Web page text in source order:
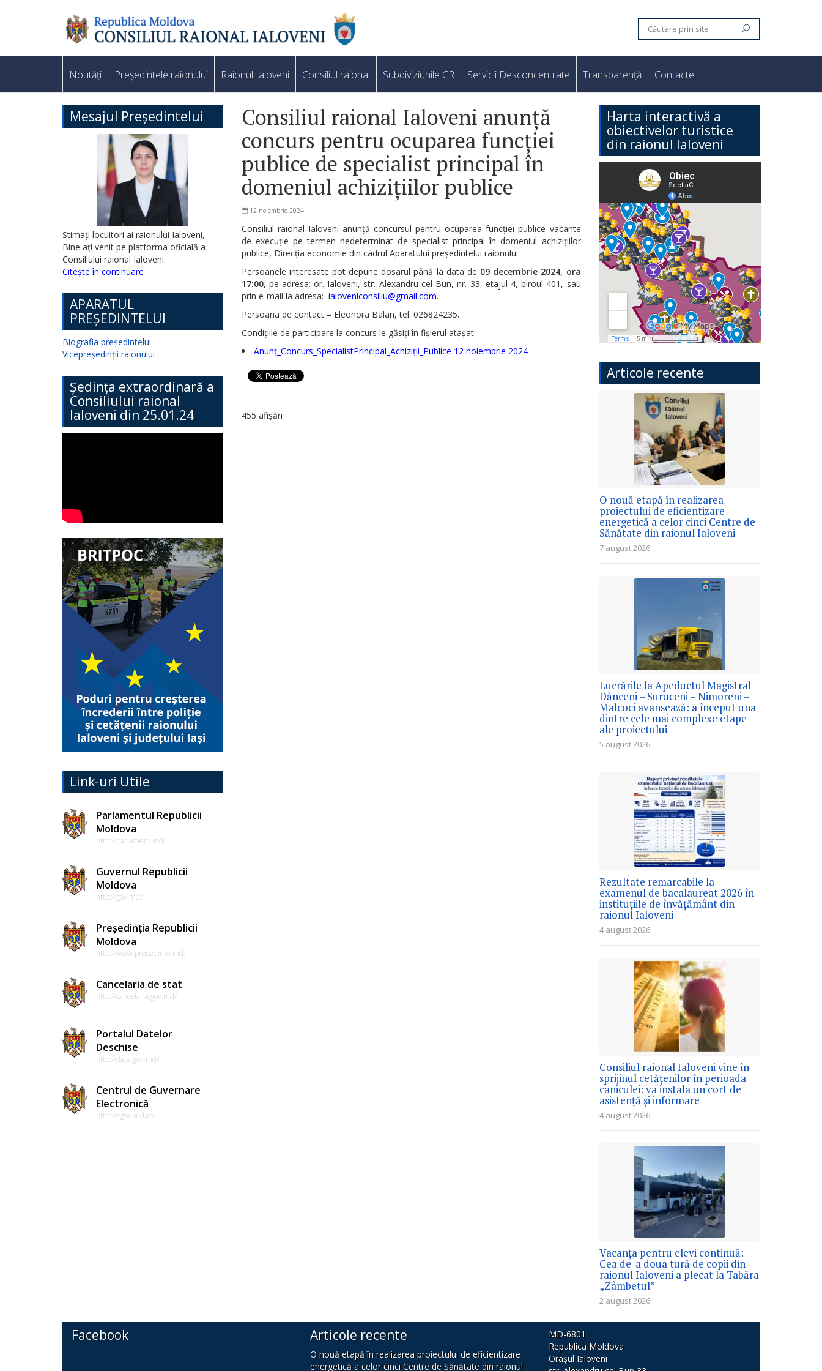
Noutăți Președintele raionului Raionul Ialoveni Consiliul raional Subdiviziunile CR Servicii Desconcentrate Transparență Contacte
Mesajul Președintelui
Stimați locuitori ai raionului Ialoveni,
Bine ați venit pe platforma oficială a
Consiliului raional Ialoveni.
Citește în continuare
APARATUL
PREȘEDINTELUI
Biografia președintelui
Vicepreședinții raionului
Ședința extraordinară a
Consiliului raional
Ialoveni din 25.01.24
Link-uri Utile
Parlamentul Republicii
Moldova
http://parlament.md/
Guvernul Republicii
Moldova
http://gov.md/
Președinția Republicii
Moldova
http://www.presedinte.md/
Cancelaria de stat
http://cancelaria.gov.md/
Portalul Datelor
Deschise
http://date.gov.md/
Centrul de Guvernare
Electronică
http://egov.md/ro
Consiliul raional Ialoveni anunță
concurs pentru ocuparea funcției
publice de specialist principal în
domeniul achizițiilor publice
12 noiembrie 2024
Consiliul raional Ialoveni anunță concursul pentru ocuparea funcției publice vacante
de execuție pe termen nedeterminat de specialist principal în domeniul achizițiilor
publice, Direcția economie din cadrul Aparatului președintelui raionului.
Persoanele interesate pot depune dosarul până la data de 09 decembrie 2024, ora
17:00, pe adresa: or. Ialoveni, str. Alexandru cel Bun, nr. 33, etajul 4, biroul 401, sau
prin e-mail la adresa: ialoveniconsiliu@gmail.com.
Persoana de contact – Eleonora Balan, tel. 026824235.
Condițiile de participare la concurs le găsiți în fișierul atașat.
Anunț_Concurs_SpecialistPrincipal_Achiziții_Publice 12 noiembrie 2024
455 afișări
Harta interactivă a
obiectivelor turistice
din raionul Ialoveni
Articole recente
O nouă etapă în realizarea
proiectului de eficientizare
energetică a celor cinci Centre de
Sănătate din raionul Ialoveni
7 august 2026
Lucrările la Apeductul Magistral
Dănceni – Suruceni – Nimoreni –
Malcoci avansează: a început una
dintre cele mai complexe etape
ale proiectului
5 august 2026
Rezultate remarcabile la
examenul de bacalaureat 2026 în
instituțiile de învățământ din
raionul Ialoveni
4 august 2026
Consiliul raional Ialoveni vine în
sprijinul cetățenilor în perioada
caniculei: va instala un cort de
asistență și informare
4 august 2026
Vacanța pentru elevi continuă:
Cea de-a doua tură de copii din
raionul Ialoveni a plecat la Tabăra
„Zâmbetul”
2 august 2026
Facebook Articole recente
O nouă etapă în realizarea proiectului de eficientizare
energetică a celor cinci Centre de Sănătate din raionul
MD-6801
Republica Moldova
Orașul Ialoveni